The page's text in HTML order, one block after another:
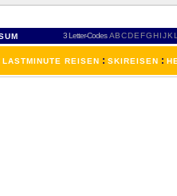
3 Letter-Codes ABCDEFGH IJKL
LASTMINUTE REISEN : SKIREISEN :